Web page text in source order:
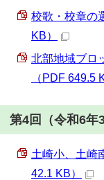
校歌・校章の
KB）
北部地域ブロ
（PDF 649.5
第4回（令和6年3
土崎小、土崎
42.1 KB）